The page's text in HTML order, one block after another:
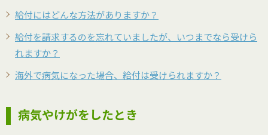
給付にはどんな方法がありますか？
給付を請求するのを忘れていましたが、いつまでなら受けら
れますか？
海外で病気になった場合、給付は受けられますか？
病気やけがをしたとき